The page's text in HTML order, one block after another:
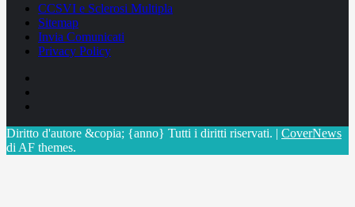
CCSVI e Sclerosi Multipla
Sitemap
Invia Comunicati
Privacy Policy
Diritto d'autore &copia; {anno} Tutti i diritti riservati. | CoverNews
di AF themes.